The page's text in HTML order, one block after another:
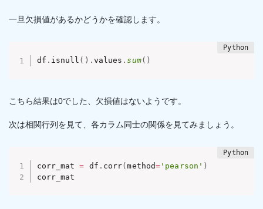
一旦欠損値があるかどうかを確認します。
df . isnull ( ) . values .sum( )
こちら結果は0でした、欠損値はないようです。
次は相関行列を見て、各カラム同士の関係を見てみましょう。
corr_mat = df . corr(method= 'pearson' )
corr_mat